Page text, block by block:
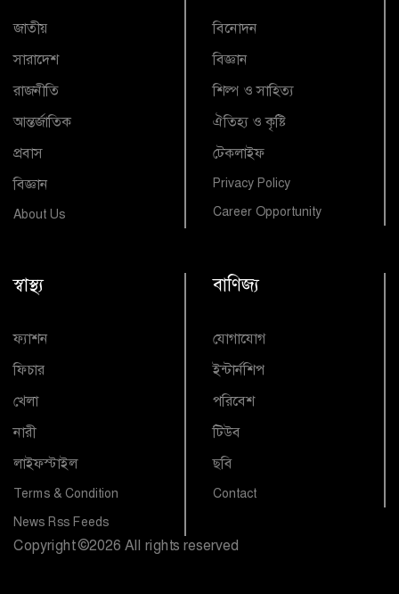
জাতীয়
সারাদেশ
রাজনীতি
আন্তর্জাতিক
প্রবাস
বিজ্ঞান
About Us
বিনোদন
বিজ্ঞান
শিল্প ও সাহিত্য
ঐতিহ্য ও কৃষ্টি
টেকলাইফ
Privacy Policy
Career Opportunity
স্বাস্থ্য
ফ্যাশন
ফিচার
খেলা
নারী
লাইফস্টাইল
Terms & Condition
News Rss Feeds
বাণিজ্য
যোগাযোগ
ইন্টার্নশিপ
পরিবেশ
টিউব
ছবি
Contact
Copyright©2026 All rights reserved